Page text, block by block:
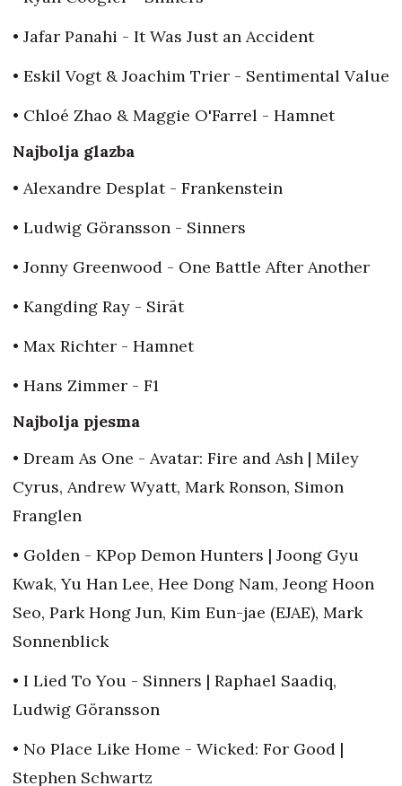
• Jafar Panahi - It Was Just an Accident
• Eskil Vogt & Joachim Trier - Sentimental Value
• Chloé Zhao & Maggie O'Farrel - Hamnet
Najbolja glazba
• Alexandre Desplat - Frankenstein
• Ludwig Göransson - Sinners
• Jonny Greenwood - One Battle After Another
• Kangding Ray - Sirāt
• Max Richter - Hamnet
• Hans Zimmer - F1
Najbolja pjesma
• Dream As One - Avatar: Fire and Ash | Miley
Cyrus, Andrew Wyatt, Mark Ronson, Simon
Franglen
• Golden - KPop Demon Hunters | Joong Gyu
Kwak, Yu Han Lee, Hee Dong Nam, Jeong Hoon
Seo, Park Hong Jun, Kim Eun-jae (EJAE), Mark
Sonnenblick
• I Lied To You - Sinners | Raphael Saadiq,
Ludwig Göransson
• No Place Like Home - Wicked: For Good |
Stephen Schwartz